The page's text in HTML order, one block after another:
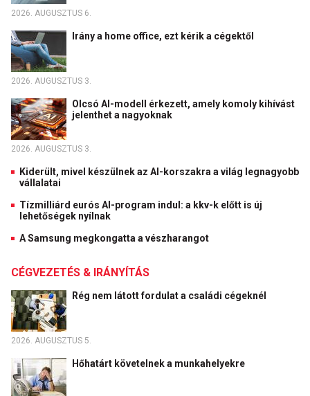
2026. AUGUSZTUS 6.
Irány a home office, ezt kérik a cégektől
2026. AUGUSZTUS 3.
Olcsó AI-modell érkezett, amely komoly kihívást
jelenthet a nagyoknak
2026. AUGUSZTUS 3.
Kiderült, mivel készülnek az AI-korszakra a világ legnagyobb
vállalatai
Tízmilliárd eurós AI-program indul: a kkv-k előtt is új
lehetőségek nyílnak
A Samsung megkongatta a vészharangot
CÉGVEZETÉS & IRÁNYÍTÁS
Rég nem látott fordulat a családi cégeknél
2026. AUGUSZTUS 5.
Hőhatárt követelnek a munkahelyekre